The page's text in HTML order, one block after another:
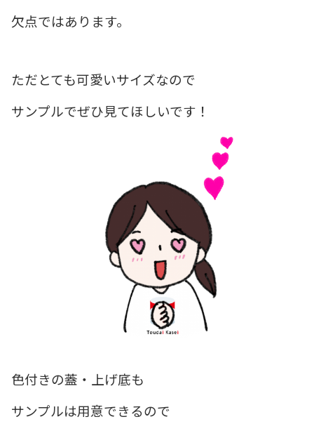
欠点ではあります。
ただとても可愛いサイズなので
サンプルでぜひ見てほしいです！
色付きの蓋・上げ底も
サンプルは用意できるので